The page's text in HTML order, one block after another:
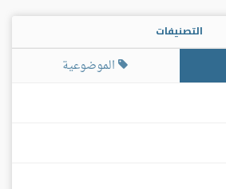
التصنيفات
الموضوعية